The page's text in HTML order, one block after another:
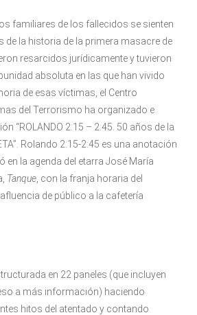
familiares de los fallecidos se sienten
de la historia de la primera masacre de
resarcidos jurídicamente y tuvieron
absoluta en las que han vivido
de esas víctimas, el Centro
del Terrorismo ha organizado e
“ROLANDO 2:15 – 2:45. 50 años de la
Rolando 2:15-2:45 es una anotación
en la agenda del etarra José María
Tanque , con la franja horaria del
de público a la cafetería
en 22 paneles (que incluyen
a más información) haciendo
hitos del atentado y contando